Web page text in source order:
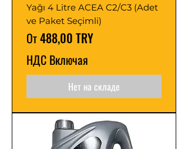
Yağı 4 Litre ACEA C2/C3 (Adet
ve Paket Seçimli)
От488,00 TRY
Цена со скидкой
НДС Включая
Нет на складе